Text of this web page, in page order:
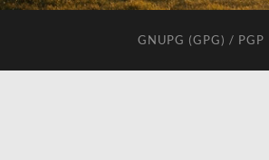
GNUPG (GPG) / PGP